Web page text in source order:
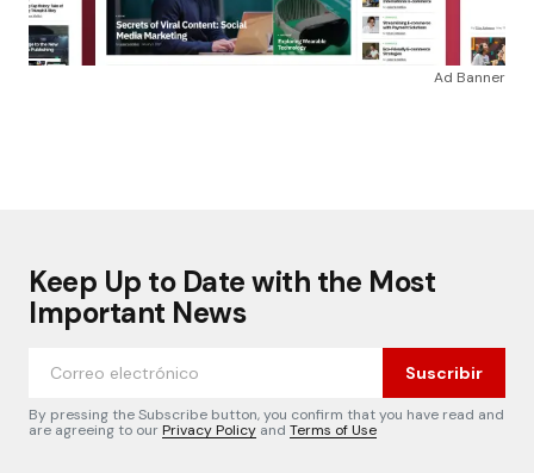
Ad Banner
Keep Up to Date with the Most
Important News
Suscribir
By pressing the Subscribe button, you confirm that you have read and
are agreeing to ourPrivacy Policy and Terms of Use